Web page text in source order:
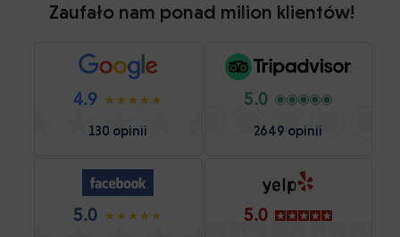
Zaufało nam ponad milion klientów!
4.9
130 opinii
5.0
2649 opinii
5.0 5.0